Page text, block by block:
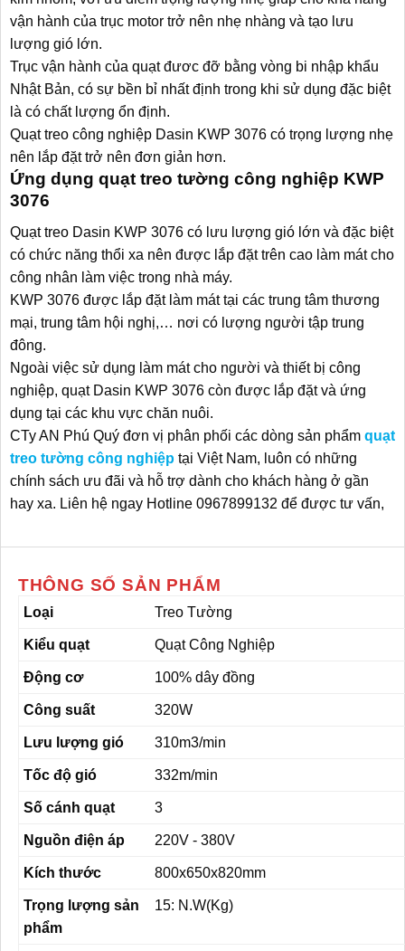
vận hành của trục motor trở nên nhẹ nhàng và tạo lưu
lượng gió lớn.
Trục vận hành của quạt đươc đỡ bằng vòng bi nhập khẩu
Nhật Bản, có sự bền bỉ nhất định trong khi sử dụng đặc biệt
là có chất lượng ổn định.
Quạt treo công nghiệp Dasin KWP 3076 có trọng lượng nhẹ
nên lắp đặt trở nên đơn giản hơn.
Ứng dụng quạt treo tường công nghiệp KWP
3076
Quạt treo Dasin KWP 3076 có lưu lượng gió lớn và đặc biệt
có chức năng thổi xa nên được lắp đặt trên cao làm mát cho
công nhân làm việc trong nhà máy.
KWP 3076 được lắp đặt làm mát tại các trung tâm thương
mại, trung tâm hội nghị,… nơi có lượng người tập trung
đông.
Ngoài việc sử dụng làm mát cho người và thiết bị công
nghiệp, quạt Dasin KWP 3076 còn được lắp đặt và ứng
dụng tại các khu vực chăn nuôi.
CTy AN Phú Quý đơn vị phân phối các dòng sản phẩm quạt
treo tường công nghiệp tại Việt Nam, luôn có những
chính sách ưu đãi và hỗ trợ dành cho khách hàng ở gần
hay xa. Liên hệ ngay Hotline 0967899132 để được tư vấn,
THÔNG SỐ SẢN PHẨM
Loại Treo Tường
Kiểu quạt Quạt Công Nghiệp
Động cơ 100% dây đồng
Công suất 320W
Lưu lượng gió 310m3/min
Tốc độ gió 332m/min
Số cánh quạt 3
Nguồn điện áp 220V - 380V
Kích thước 800x650x820mm
Trọng lượng sản
phẩm
15: N.W(Kg)